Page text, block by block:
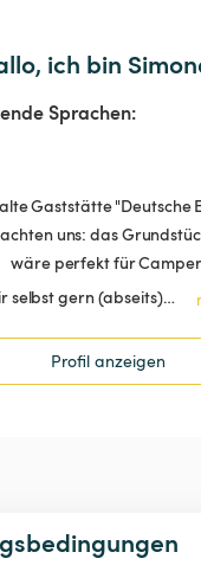
ich bin
Sprachen:
Gaststätte "Deutsche
uns: das
wäre perfekt für
selbst gern (abseits)…
Profil anzeigen